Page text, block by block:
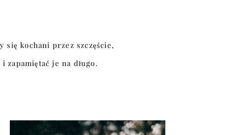
się kochani przez szczęście,
je na długo.